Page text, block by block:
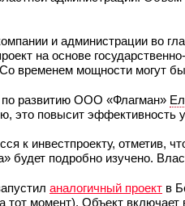
и администрации во
на основе
временем мощности могут
по развитию ООО «Флагман»
это повысит эффективность
к инвестпроекту, отметив,
будет подробно изучено.
аналогичный проект в
тот момент). Объект